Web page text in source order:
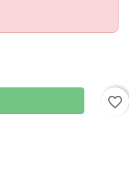
favorite_border